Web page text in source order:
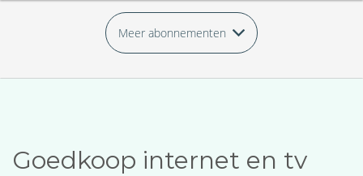
Meer abonnementen
Goedkoop internet en tv